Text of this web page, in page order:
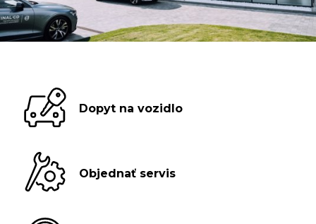
Dopyt na vozidlo
Objednať servis